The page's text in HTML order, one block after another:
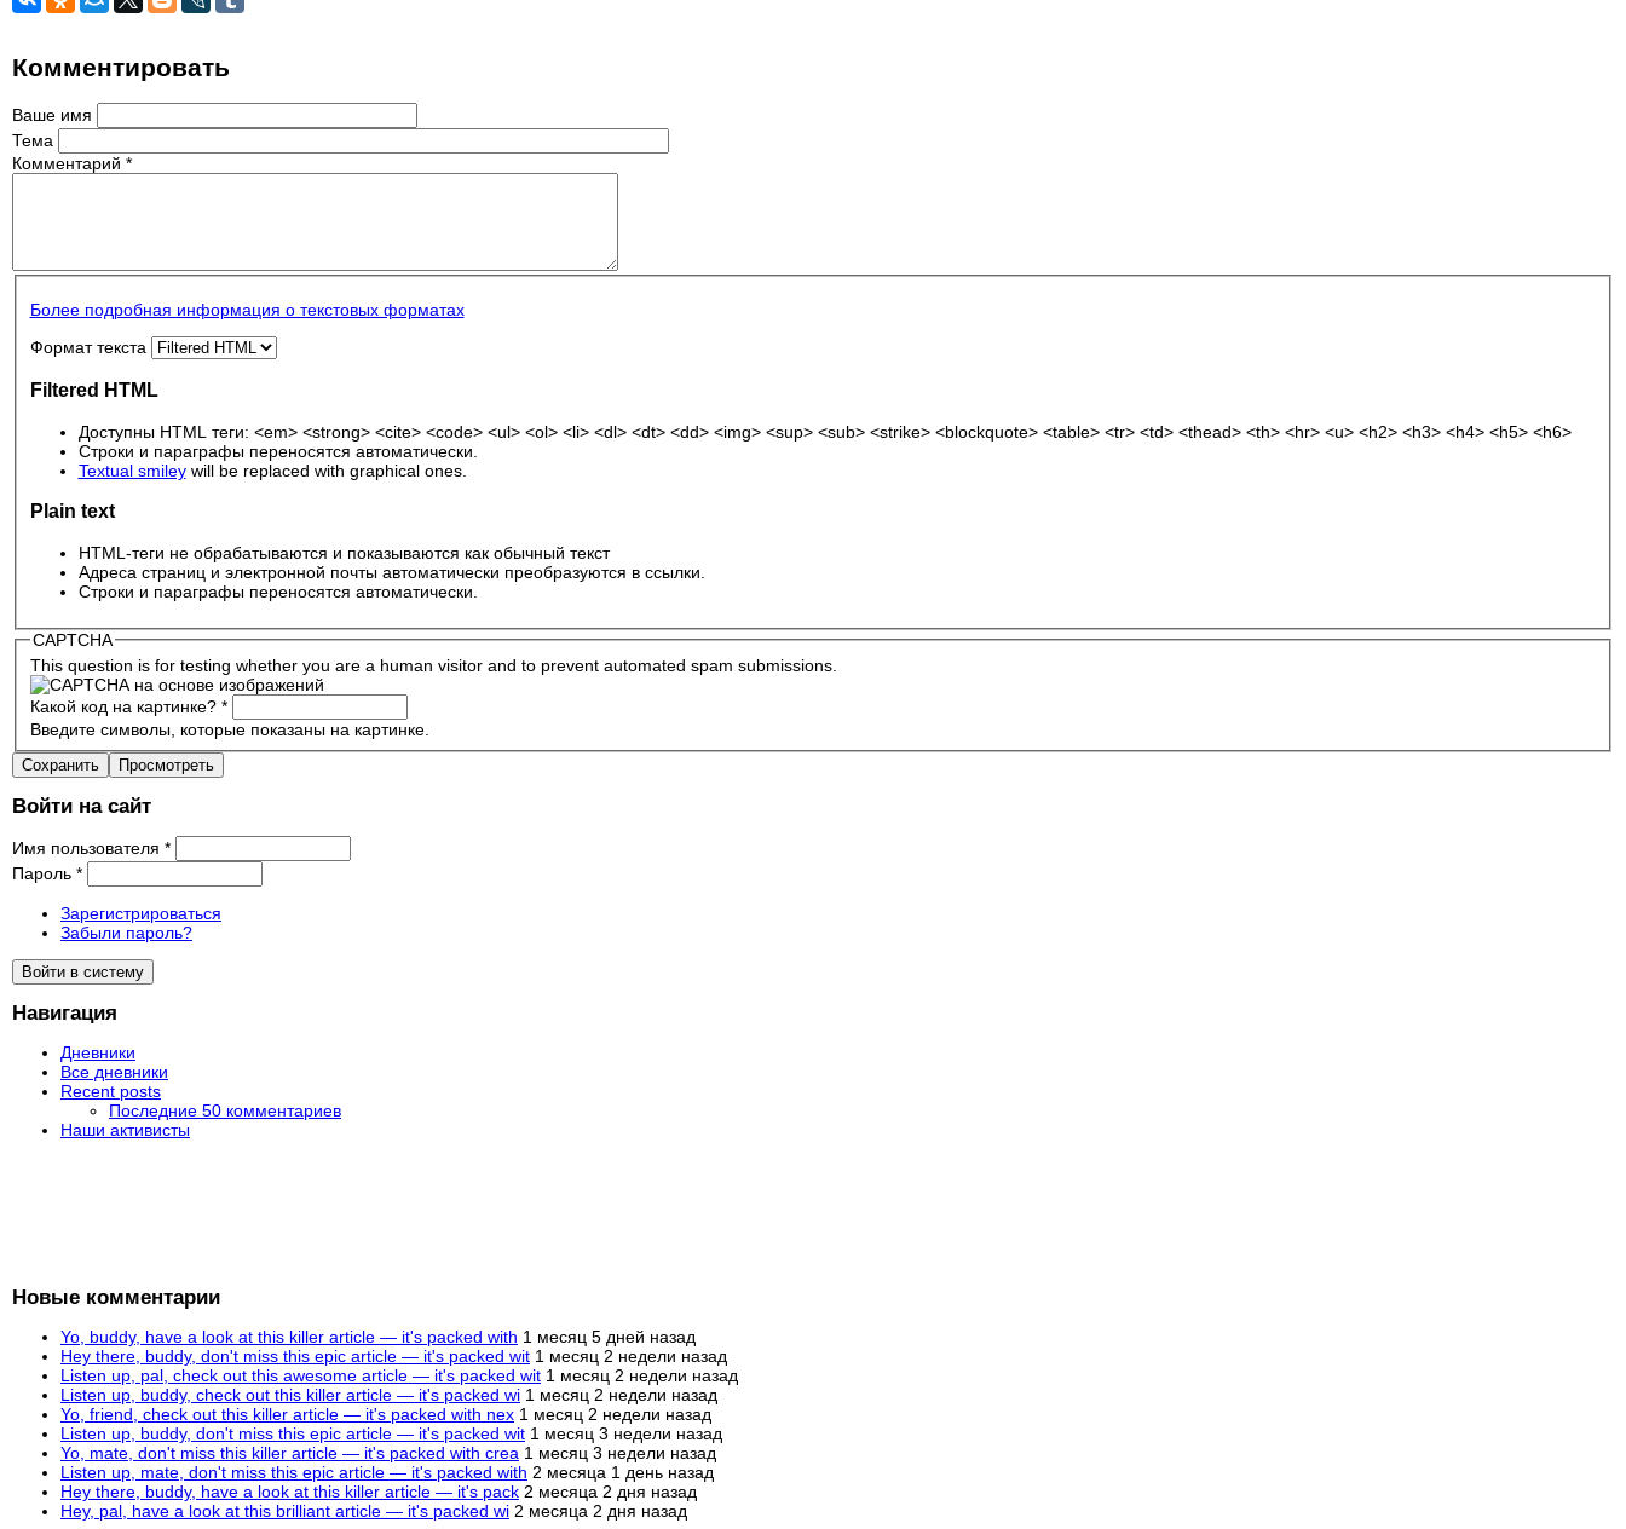
Комментировать
Ваше имя
Тема
Комментарий *
Более подробная информация о текстовых форматах
Формат текста
Filtered HTML
Доступны HTML теги: <em> <strong> <cite> <code> <ul> <ol> <li> <dl> <dt> <dd> <img> <sup> <sub> <strike> <blockquote> <table> <tr> <td> <thead> <th> <hr> <u> <h2> <h3> <h4> <h5> <h6>
Строки и параграфы переносятся автоматически.
Textual smileywill be replaced with graphical ones.
Plain text
HTML-теги не обрабатываются и показываются как обычный текст
Адреса страниц и электронной почты автоматически преобразуются в ссылки.
Строки и параграфы переносятся автоматически.
CAPTCHA
This question is for testing whether you are a human visitor and to prevent automated spam submissions.
Какой код на картинке? *
Введите символы, которые показаны на картинке.
Войти на сайт
Имя пользователя *
Пароль *
Зарегистрироваться
Забыли пароль?
Навигация
Дневники
Все дневники
Recent posts
Последние 50 комментариев
Наши активисты
Новые комментарии
Yo, buddy, have a look at this killer article — it's packed with 1 месяц 5 дней назад
Hey there, buddy, don't miss this epic article — it's packed wit 1 месяц 2 недели назад
Listen up, pal, check out this awesome article — it's packed wit 1 месяц 2 недели назад
Listen up, buddy, check out this killer article — it's packed wi 1 месяц 2 недели назад
Yo, friend, check out this killer article — it's packed with nex 1 месяц 2 недели назад
Listen up, buddy, don't miss this epic article — it's packed wit 1 месяц 3 недели назад
Yo, mate, don't miss this killer article — it's packed with crea 1 месяц 3 недели назад
Listen up, mate, don't miss this epic article — it's packed with 2 месяца 1 день назад
Hey there, buddy, have a look at this killer article — it's pack 2 месяца 2 дня назад
Hey, pal, have a look at this brilliant article — it's packed wi 2 месяца 2 дня назад